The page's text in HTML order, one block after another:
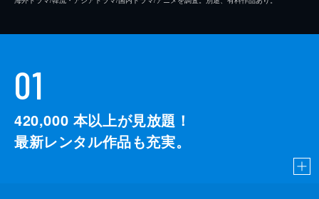
01
420,000 本以上が見放題！
最新レンタル作品も充実。